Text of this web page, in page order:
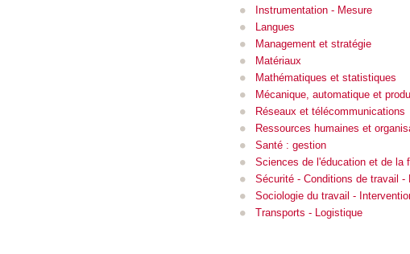
Instrumentation - Mesure
Langues
Management et stratégie
Matériaux
Mathématiques et statistiques
Mécanique, automatique et
Réseaux et télécommunications
Ressources humaines et
Santé : gestion
Sciences de l'éducation et de la
Sécurité - Conditions de travail -
Sociologie du travail -
Transports - Logistique